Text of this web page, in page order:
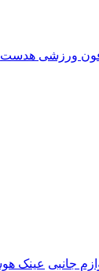
ورزشی هدست
جانبی عینک